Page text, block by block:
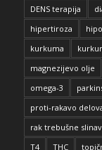
DENS terapija
hipertiroza
kurkuma
magnezijevo olje
omega-3
proti-rakavo
rak trebušne
T4
THC